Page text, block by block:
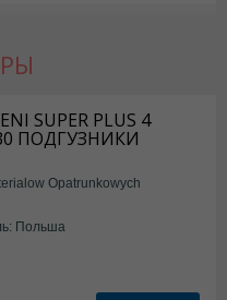
SUPER PLUS 4
ПОДГУЗНИКИ
Opatrunkowych
Польша